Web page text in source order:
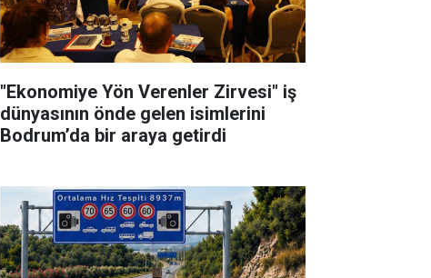
"Ekonomiye Yön Verenler Zirvesi" iş
dünyasının önde gelen isimlerini
Bodrum’da bir araya getirdi